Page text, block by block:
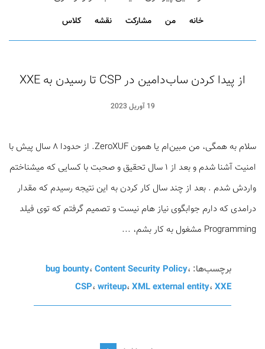
خانه من مشارکت نقشه کلاس
از پیدا کردن ساب‌دامین در CSP تا رسیدن به XXE
19 آوریل 2023
سلام به همگی، من مبین‌ام یا همون ZeroXUF. از حدودا ۸ سال پیش با
امنیت آشنا شدم و بعد از ۱ سال تحقیق و صحبت با کسایی که میشناختم
واردش شدم . بعد از چند سال کار کردن به این نتیجه رسیدم که مقدار
درامدی که دارم جوابگوی نیاز هام نیست و تصمیم گرفتم که توی فیلد
Programming مشغول به کار بشم، ...
برچسب‌ها: bug bounty،Content Security Policy،
CSP،writeup،XML external entity،XXE